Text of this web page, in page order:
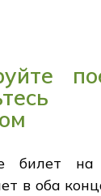
билет
в оба